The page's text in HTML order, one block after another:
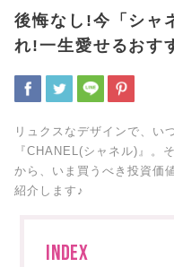
後悔なし!今「シャ
れ!一生愛せるおす
リュクスなデザインで、い
『CHANEL(シャネル)』。
から、いま買うべき投資価
紹介します♪
INDEX